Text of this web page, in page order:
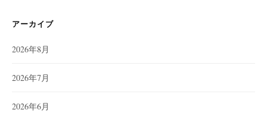
アーカイブ
2026年8月
2026年7月
2026年6月